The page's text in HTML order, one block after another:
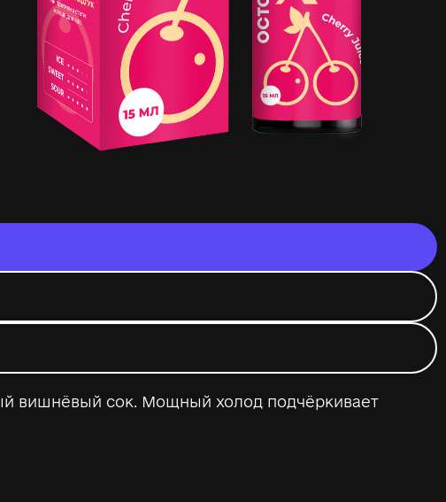
вишнёвый сок. Мощный холод подчёркивает